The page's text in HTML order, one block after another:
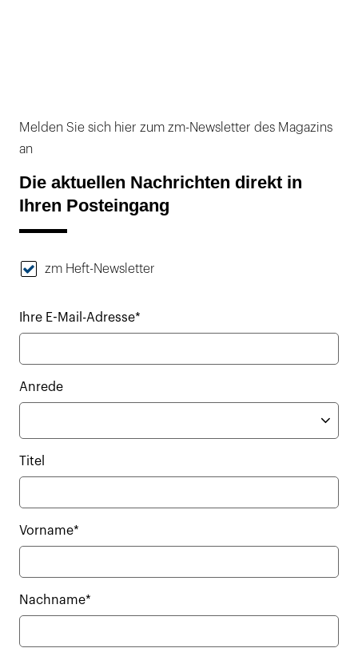
Melden Sie sich hier zum zm-Newsletter des Magazins
an
Die aktuellen Nachrichten direkt in
Ihren Posteingang
zm Heft-Newsletter
Ihre E-Mail-Adresse*
Anrede
Titel
Vorname*
Nachname*